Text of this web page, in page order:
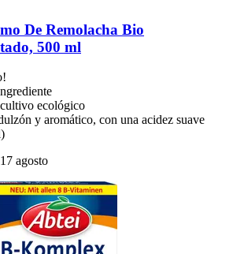
De Remolacha Bio
500 ml
ecológico
y aromático, con una acidez suave
agosto